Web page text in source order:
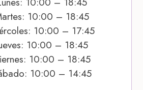
10:00 – 18:45
10:00 – 17:45
10:00 – 18:45
10:00 – 18:45
10:00 – 14:45